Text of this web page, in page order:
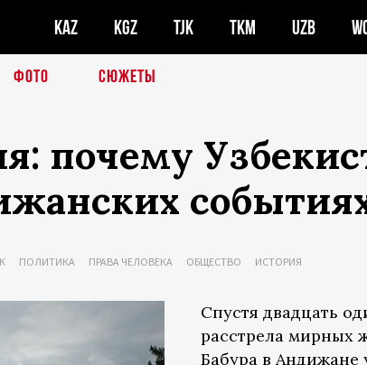
KAZ KGZ TJK TKM UZB
ФОТО СЮЖЕТЫ
почему
ПОЛИТИКА ПРАВА ЧЕЛОВЕКА ОБЩЕСТВО ИСТОРИЯ
Спустя двадцать
расстрела мирных
Бабура в Андижане